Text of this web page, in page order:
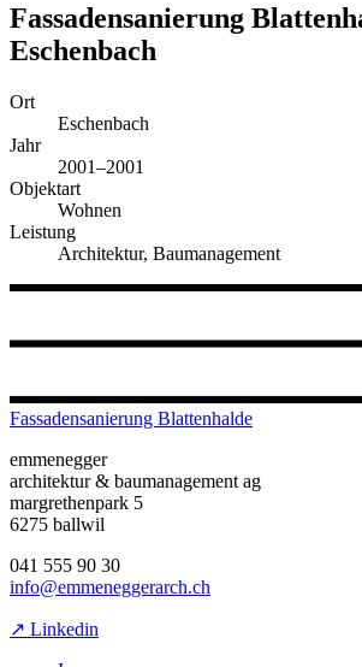
Fassadensanierung
Eschenbach
Ort
Eschenbach
Jahr
2001–2001
Objektart
Wohnen
Leistung
Architektur, Baumanagement
Fassadensanierung Blattenhalde
emmenegger
architektur & baumanagement ag
margrethenpark 5
6275 ballwil
041 555 90 30
info@emmeneggerarch.ch
↗ Linkedin